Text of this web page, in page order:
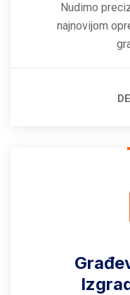
Nudimo
najnovijom